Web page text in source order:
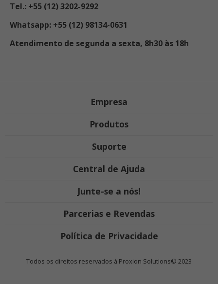
Tel.: +55 (12) 3202-9292
Whatsapp: +55 (12) 98134-0631
Atendimento de segunda a sexta, 8h30 às 18h
Empresa
Produtos
Suporte
Central de Ajuda
Junte-se a nós!
Parcerias e Revendas
Política de Privacidade
Todos os direitos reservados à Proxion Solutions© 2023